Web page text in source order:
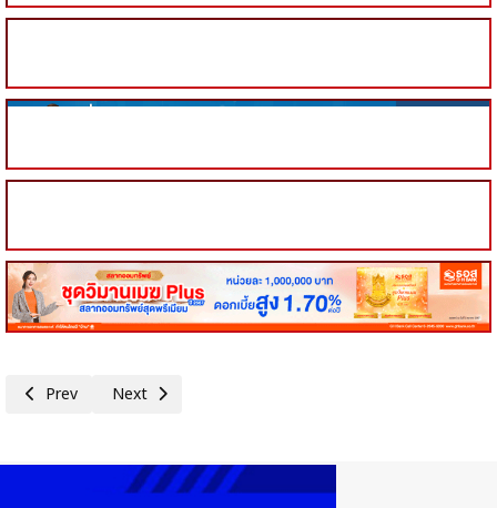
Previous article: วิริยะประกันภัย มอบเสื้อกันฝนสะท้อนแสง สภ.คำเขื่อนแก้ว
Prev Next article: วิริยะประกันภัย เดินหน้า Roadshow ส่งต่อควา
Next